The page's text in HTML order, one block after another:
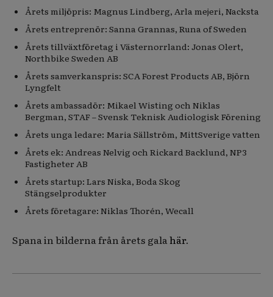
Årets miljöpris: Magnus Lindberg, Arla mejeri, Nacksta
Årets entreprenör: Sanna Grannas, Runa of Sweden
Årets tillväxtföretag i Västernorrland: Jonas Olert,
Northbike Sweden AB
Årets samverkanspris: SCA Forest Products AB, Björn
Lyngfelt
Årets ambassadör: Mikael Wisting och Niklas
Bergman, STAF – Svensk Teknisk Audiologisk Förening
Årets unga ledare: Maria Sällström, MittSverige vatten
Årets ek: Andreas Nelvig och Rickard Backlund, NP3
Fastigheter AB
Årets startup: Lars Niska, Boda Skog
Stängselprodukter
Årets företagare: Niklas Thorén, Wecall
Spana in bilderna från årets galahär.